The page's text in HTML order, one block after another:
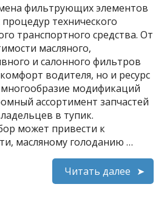
фильтрующих элементов
технического
транспортного средства. От
масляного,
и салонного фильтров
водителя, но и ресурс
модификаций
ассортимент запчастей
в тупик.
может привести к
масляному голоданию …
Читать далее